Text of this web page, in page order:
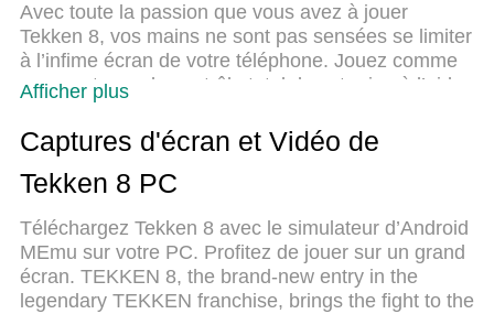
Avec toute la passion que vous avez à jouer
Tekken 8, vos mains ne sont pas sensées se limiter
à l’infime écran de votre téléphone. Jouez comme
un pro et ayez le contrôle total de votre jeu à l’aide
du clavier et de la souris. MEmu satisfait toutes vos
attentes. Téléchargez et jouez Tekken 8 sur PC.
Jouez aussi longtemps que vous souhaitez sans
aucune limitation de batterie, de données mobiles
MEmu 9 est la meilleure option de jouer Tekken 8
sur PC. Réalisé par nos experts, l’e magnifique
système d’affectation de touches prédéfini fait de
Tekken 8 un jeu réaliste sur PC. Le gestionnaire
Afficher plus
Captures d'écran et Vidéo de
Tekken 8 PC
Téléchargez Tekken 8 avec le simulateur d’Android
MEmu sur votre PC. Profitez de jouer sur un grand
écran. TEKKEN 8, the brand-new entry in the
legendary TEKKEN franchise, brings the fight to the